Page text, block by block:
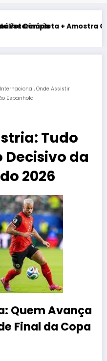
Amostra Grátis (Review
, Onde Assistir
Espanhola
Tudo
Decisivo da
2026
Quem Avança
Final da Copa